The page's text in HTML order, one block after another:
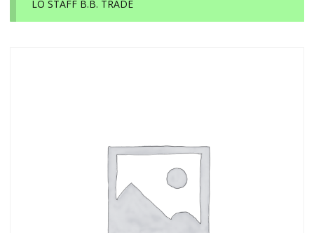
LO STAFF B.B. TRADE